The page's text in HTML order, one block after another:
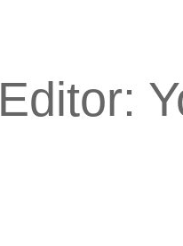
Editor: